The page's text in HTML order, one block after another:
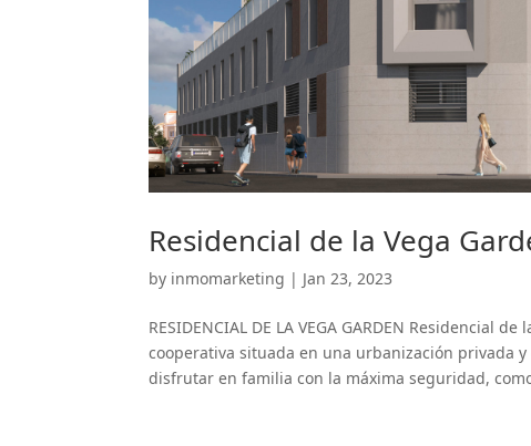
Residencial de la Vega
by inmomarketing | Jan 23, 2023
RESIDENCIAL DE LA VEGA GARDEN Residencial
cooperativa situada en una urbanización privada
disfrutar en familia con la máxima seguridad,